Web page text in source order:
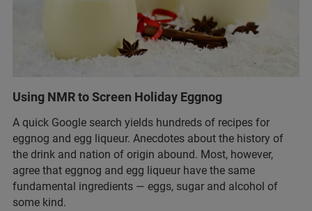
Using NMR to Screen Holiday Eggnog
A quick Google search yields hundreds of recipes for
eggnog and egg liqueur. Anecdotes about the history of
the drink and nation of origin abound. Most, however,
agree that eggnog and egg liqueur have the same
fundamental ingredients — eggs, sugar and alcohol of
some kind.